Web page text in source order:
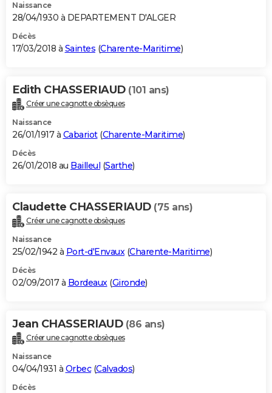
Naissance
28/04/1930 à DEPARTEMENT D'ALGER
Décès
17/03/2018 à Saintes (Charente-Maritime)
Edith CHASSERIAUD (101 ans)
Créer une cagnotte obsèques
Naissance
26/01/1917 à Cabariot(Charente-Maritime)
Décès
26/01/2018 au Bailleul (Sarthe)
Claudette CHASSERIAUD (75 ans)
Créer une cagnotte obsèques
Naissance
25/02/1942 à Port-d'Envaux(Charente-Maritime)
Décès
02/09/2017 à Bordeaux(Gironde)
Jean CHASSERIAUD (86 ans)
Créer une cagnotte obsèques
Naissance
04/04/1931 à Orbec(Calvados)
Décès